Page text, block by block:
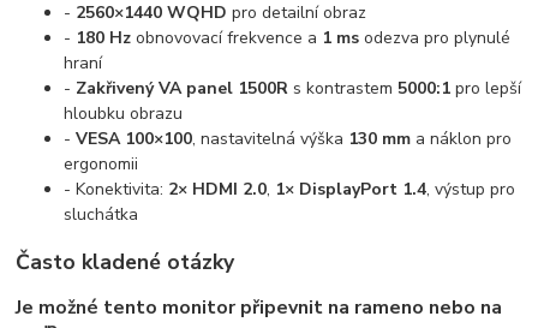
- 2560×1440 WQHD pro detailní obraz
- 180 Hz obnovovací frekvence a 1 ms odezva pro plynulé
hraní
- Zakřivený VA panel 1500R s kontrastem 5000:1 pro lepší
hloubku obrazu
-VESA 100×100, nastavitelná výška 130 mm a náklon pro
ergonomii
- Konektivita: 2× HDMI 2.0, 1× DisplayPort 1.4, výstup pro
sluchátka
Často kladené otázky
Je možné tento monitor připevnit na rameno nebo na